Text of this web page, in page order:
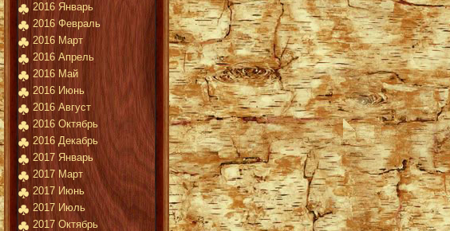
2016 Январь
2016 Февраль
2016 Март
2016 Апрель
2016 Май
2016 Июнь
2016 Август
2016 Октябрь
2016 Декабрь
2017 Январь
2017 Март
2017 Июнь
2017 Июль
2017 Октябрь